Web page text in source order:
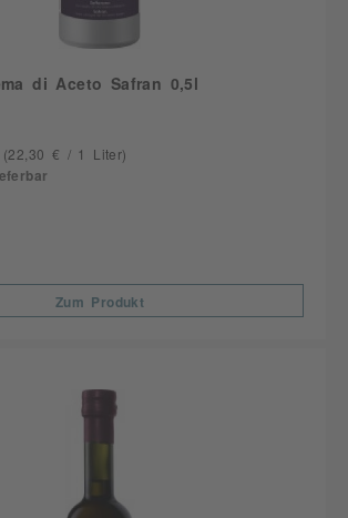
di Aceto Safran 0,5l
(22,30 € / 1 Liter)
Zum Produkt